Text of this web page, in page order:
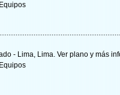
- Lima, Lima. Ver plano y más